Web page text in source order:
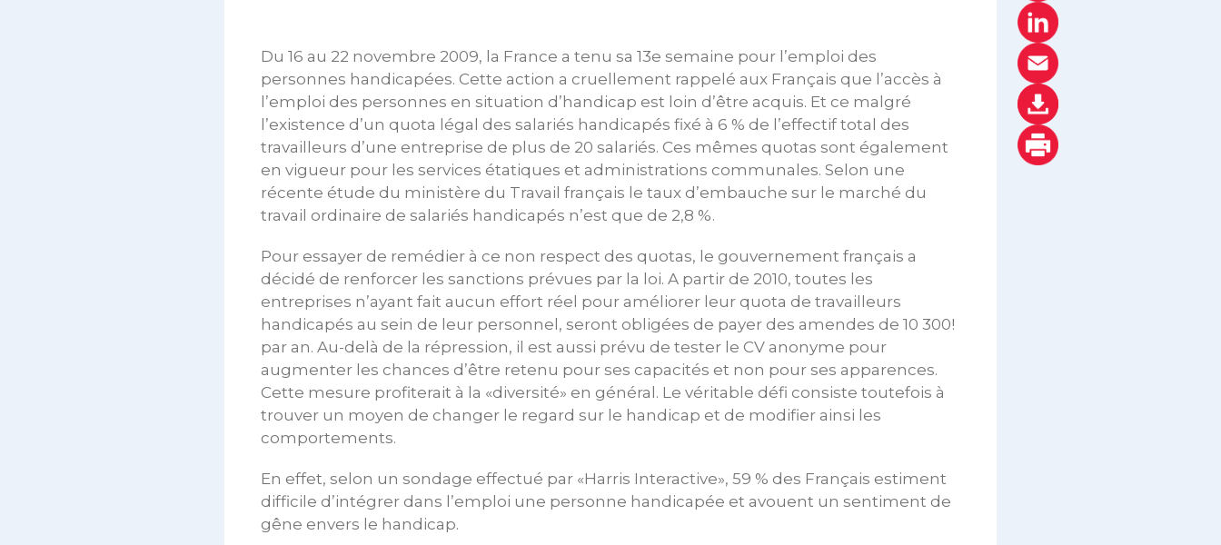
Du 16 au 22 novembre 2009, la France a tenu sa 13e semaine pour l’emploi des
personnes handicapées. Cette action a cruellement rappelé aux Français que l’accès à
l’emploi des personnes en situation d’handicap est loin d’être acquis. Et ce malgré
l’existence d’un quota légal des salariés handicapés fixé à 6 % de l’effectif total des
travailleurs d’une entreprise de plus de 20 salariés. Ces mêmes quotas sont également
en vigueur pour les services étatiques et administrations communales. Selon une
récente étude du ministère du Travail français le taux d’embauche sur le marché du
travail ordinaire de salariés handicapés n’est que de 2,8 %.
Pour essayer de remédier à ce non respect des quotas, le gouvernement français a
décidé de renforcer les sanctions prévues par la loi. A partir de 2010, toutes les
entreprises n’ayant fait aucun effort réel pour améliorer leur quota de travailleurs
handicapés au sein de leur personnel, seront obligées de payer des amendes de 10 300!
par an. Au-delà de la répression, il est aussi prévu de tester le CV anonyme pour
augmenter les chances d’être retenu pour ses capacités et non pour ses apparences.
Cette mesure profiterait à la «diversité» en général. Le véritable défi consiste toutefois à
trouver un moyen de changer le regard sur le handicap et de modifier ainsi les
comportements.
En effet, selon un sondage effectué par «Harris Interactive», 59 % des Français estiment
difficile d’intégrer dans l’emploi une personne handicapée et avouent un sentiment de
gêne envers le handicap.